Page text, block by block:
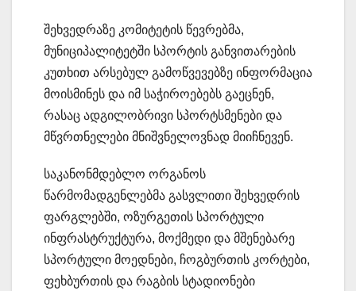
შეხვედრაზე კომიტეტის წევრებმა,
მუნიციპალიტეტში სპორტის განვითარების
კუთხით არსებულ გამოწვევებზე ინფორმაცია
მოისმინეს და იმ საჭიროებებს გაეცნენ,
რასაც ადგილობრივი სპორტსმენები და
მწვრთნელები მნიშვნელოვნად მიიჩნევენ.
საკანონმდებლო ორგანოს
წარმომადგენლებმა გასვლითი შეხვედრის
ფარგლებში, ოზურგეთის სპორტული
ინფრასტრუქტურა, მოქმედი და მშენებარე
სპორტული მოედნები, ჩოგბურთის კორტები,
ფეხბურთის და რაგბის სტადიონები